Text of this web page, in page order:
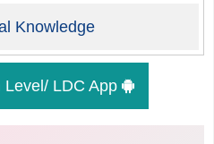
Knowledge
LDC App